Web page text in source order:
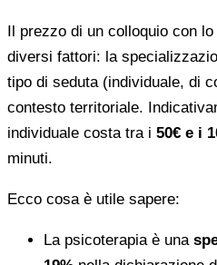
Il prezzo di un colloquio con
diversi fattori: la
tipo di seduta (individuale, di
contesto territoriale.
individuale costa tra i 50€ e i
minuti.
Ecco cosa è utile sapere:
La psicoterapia è una